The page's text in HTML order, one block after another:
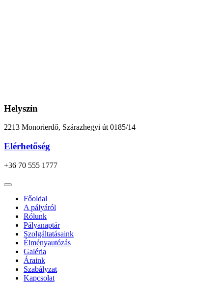
Helyszín
2213 Monorierdő, Szárazhegyi út 0185/14
Elérhetőség
+36 70 555 1777
Főoldal
A pályáról
Rólunk
Pályanaptár
Szolgáltatásaink
Élményautózás
Galéria
Áraink
Szabályzat
Kapcsolat